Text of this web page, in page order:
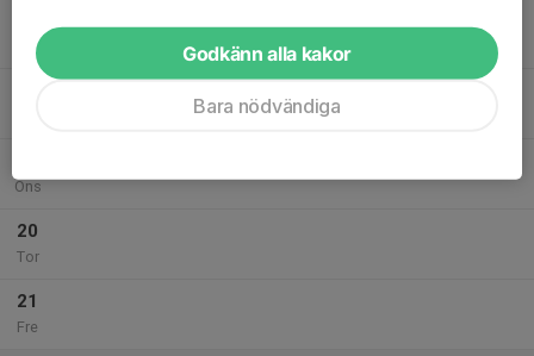
Mån
Ons
20
Tor
21
Fre
Godkänn alla kakor
Bara nödvändiga